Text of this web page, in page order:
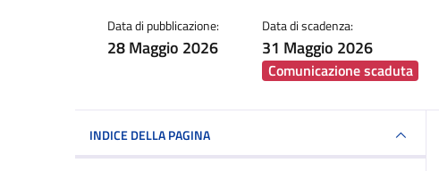
Data di pubblicazione:
28 Maggio 2026
Data di scadenza:
31 Maggio 2026
Comunicazione scaduta
INDICE DELLA PAGINA